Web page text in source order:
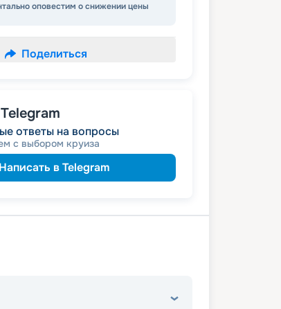
оповестим о снижении цены
Поделиться
ответы на вопросы
с выбором круиза
Написать в Telegram